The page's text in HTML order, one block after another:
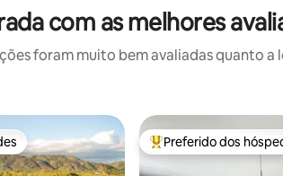
com as melhores
foram muito bem avaliadas quanto
Entre os melhores
Preferido dos